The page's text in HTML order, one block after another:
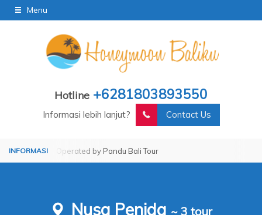
Menu
Hotline +6281803893550
Informasi lebih lanjut? Contact Us
Bali Tour Operated by Pandu Bali Tour
Nusa Penida ~ 3 tour